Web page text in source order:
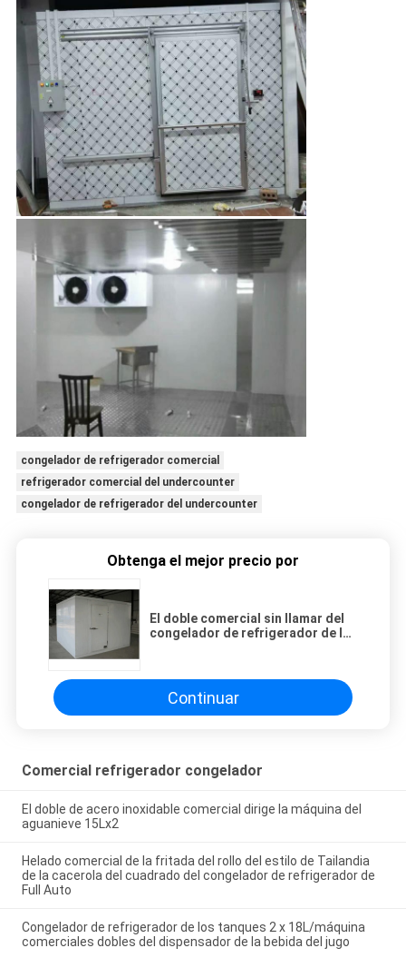
congelador de refrigerador comercial
refrigerador comercial del undercounter
congelador de refrigerador del undercounter
Obtenga el mejor precio por
El doble comercial sin llamar del
congelador de refrigerador de la
poliuretano
Continuar
Comercial refrigerador congelador
El doble de acero inoxidable comercial dirige la máquina del
aguanieve 15Lx2
Helado comercial de la fritada del rollo del estilo de Tailandia
de la cacerola del cuadrado del congelador de refrigerador de
Full Auto
Congelador de refrigerador de los tanques 2 x 18L/máquina
comerciales dobles del dispensador de la bebida del jugo